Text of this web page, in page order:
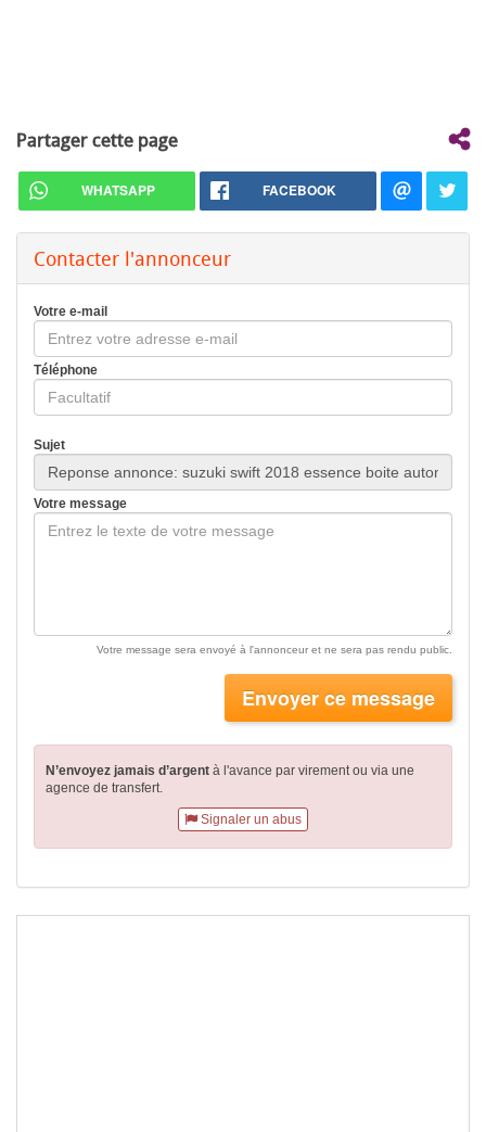
Partager cette page
WHATSAPP FACEBOOK
Contacter l'annonceur
Votre e-mail
Téléphone
Sujet
Votre message
Votre message sera envoyé à l'annonceur et ne sera pas rendu public.
Envoyer ce message
N’envoyez jamais d’argent à l'avance par virementou via une
agence de transfert.
Signaler un abus